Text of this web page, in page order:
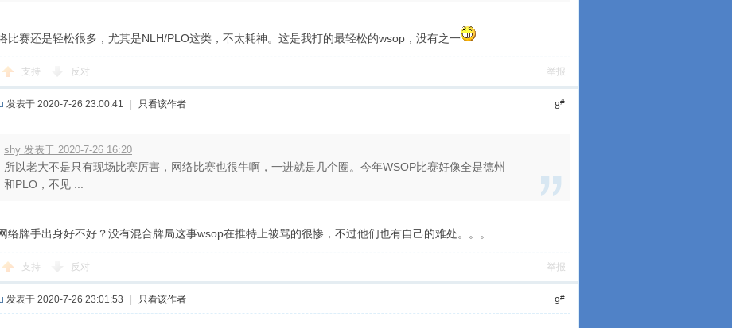
比赛还是轻松很多，尤其是NLH/PLO这类，不太耗神。这是我打的最轻松的wsop，没有之一
支持 反对 举报
8#
发表于 2020-7-26 23:00:41 只看该作者
shy 发表于 2020-7-26 16:20
所以老大不是只有现场比赛厉害，网络比赛也很牛啊，一进就是几个圈。今年WSOP比赛好像全是德州
和PLO，不见 ...
络牌手出身好不好？没有混合牌局这事wsop在推特上被骂的很惨，不过他们也有自己的难处。。。
支持 反对 举报
9#
发表于 2020-7-26 23:01:53 只看该作者